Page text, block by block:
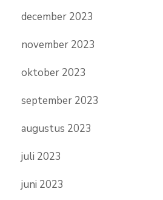
december 2023
november 2023
oktober 2023
september 2023
augustus 2023
juli 2023
juni 2023